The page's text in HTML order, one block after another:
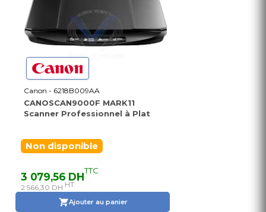
Canon - 6218B009AA
CANOSCAN9000F MARK11
Scanner Professionnel à Plat
Non disponible
3 079,56 DHTTC
2 566,30 DH HT
Ajouter au panier